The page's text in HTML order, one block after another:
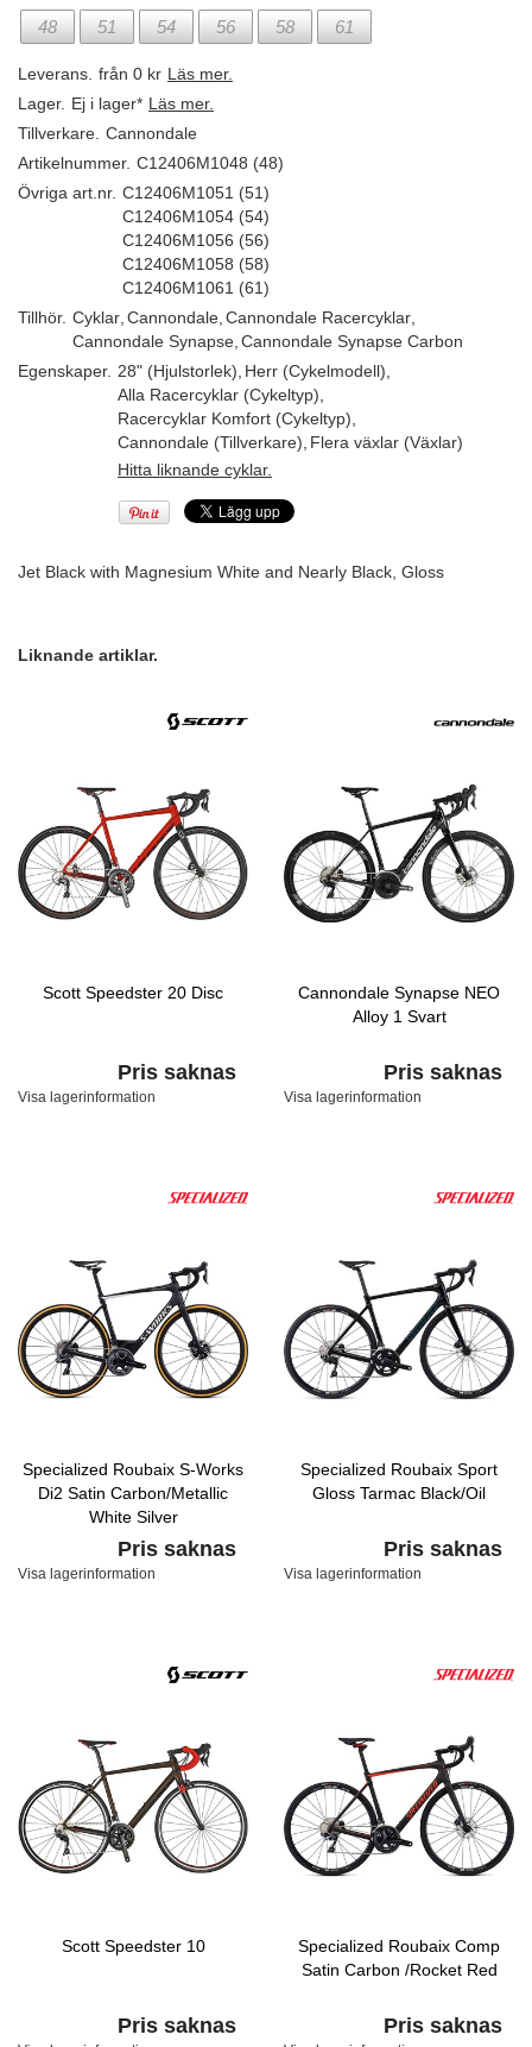
48
51 54 56 58 61
Leverans. från 0 kr Läs mer.
Lager. Ej i lager* Läs mer.
Tillverkare. Cannondale
Artikelnummer. C12406M1048 (48)
Övriga art.nr. C12406M1051 (51)
C12406M1054 (54)
C12406M1056 (56)
C12406M1058 (58)
C12406M1061 (61)
Tillhör. Cyklar Cannondale Cannondale Racercyklar
Cannondale Synapse Cannondale Synapse Carbon
Egenskaper. 28" (Hjulstorlek) Herr (Cykelmodell)
Alla Racercyklar (Cykeltyp)
Racercyklar Komfort (Cykeltyp)
Cannondale (Tillverkare) Flera växlar (Växlar)
Hitta liknande cyklar.
Jet Black with Magnesium White and Nearly Black, Gloss
Liknande artiklar.
Scott Speedster 20 Disc
Pris saknas
Visa lagerinformation
Cannondale Synapse NEO
Alloy 1 Svart
Pris saknas
Visa lagerinformation
Specialized Roubaix S-Works
Di2 Satin Carbon/Metallic
White Silver
Pris saknas
Visa lagerinformation
Specialized Roubaix Sport
Gloss Tarmac Black/Oil
Pris saknas
Visa lagerinformation
Scott Speedster 10
Pris saknas
Specialized Roubaix Comp
Satin Carbon /Rocket Red
Pris saknas